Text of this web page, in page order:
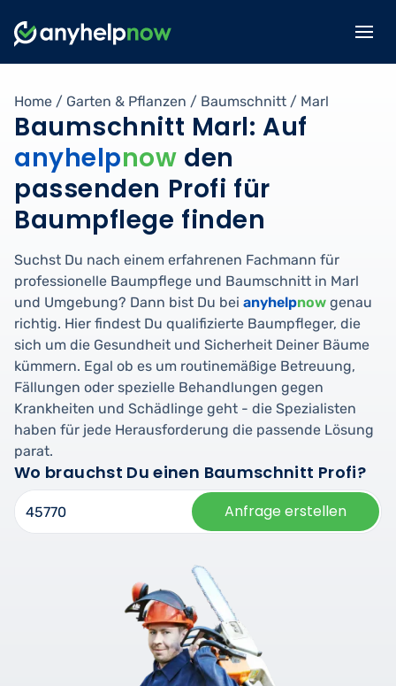
Home / Garten & Pflanzen / Baumschnitt / Marl
Baumschnitt Marl: Auf
anyhelpnow den
passenden Profi für
Baumpflege finden
Suchst Du nach einem erfahrenen Fachmann für
professionelle Baumpflege und Baumschnitt in Marl
und Umgebung? Dann bist Du bei anyhelpnow genau
richtig. Hier findest Du qualifizierte Baumpfleger, die
sich um die Gesundheit und Sicherheit Deiner Bäume
kümmern. Egal ob es um routinemäßige Betreuung,
Fällungen oder spezielle Behandlungen gegen
Krankheiten und Schädlinge geht - die Spezialisten
haben für jede Herausforderung die passende Lösung
parat.
Wo brauchst Du einen Baumschnitt Profi?
Anfrage erstellen